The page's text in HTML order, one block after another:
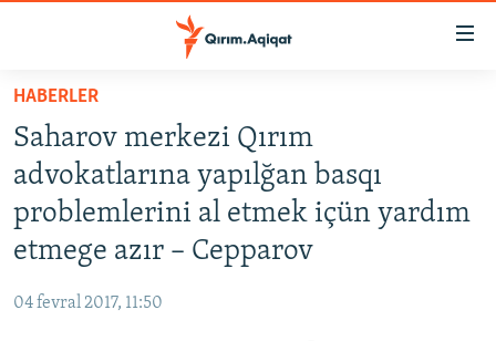
Esas
qaytmaq
Baş
navigatsiyağa
qaytmaq
Qıdıruvğa
HABERLER
SİYASET
İQTİSADİYAT
CEMİYET
İNSAN AQLARI
HABERLER
Saharov merkezi Qırım
advokatlarına yapılğan basqı
problemlerini al etmek içün yardım
etmege azır – Cepparov
04 fevral 2017, 11:50